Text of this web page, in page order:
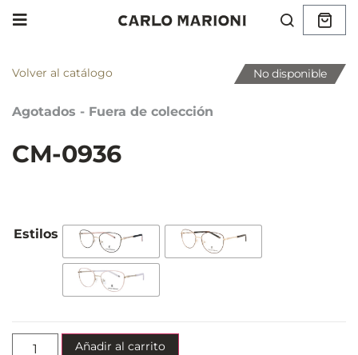
Volver al catálogo
Agotados - Fuera de colección
CM-0936
No disponible
Añadir al carrito